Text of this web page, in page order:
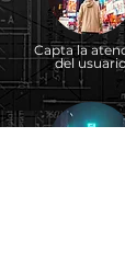
Capta la
del